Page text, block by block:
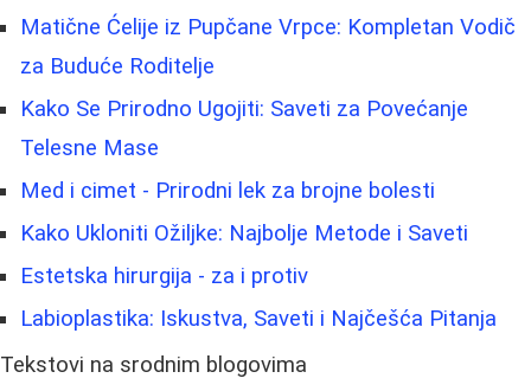
Matične Ćelije iz Pupčane Vrpce: Kompletan Vodič
za Buduće Roditelje
Kako Se Prirodno Ugojiti: Saveti za Povećanje
Telesne Mase
Med i cimet - Prirodni lek za brojne bolesti
Kako Ukloniti Ožiljke: Najbolje Metode i Saveti
Estetska hirurgija - za i protiv
Labioplastika: Iskustva, Saveti i Najčešća Pitanja
Tekstovi na srodnim blogovima